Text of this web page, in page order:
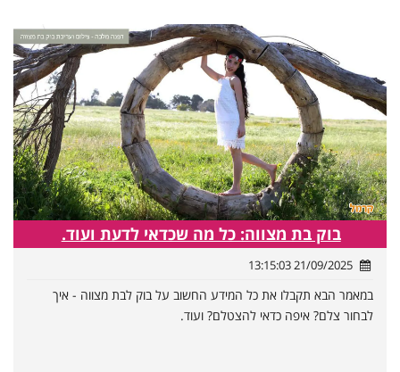
בוק בת מצווה: כל מה שכדאי לדעת ועוד.
21/09/2025 13:15:03
במאמר הבא תקבלו את כל המידע החשוב על בוק לבת מצווה - איך
לבחור צלם? איפה כדאי להצטלם? ועוד.